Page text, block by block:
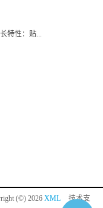
特性：贴...
(©) 2026 XML 技术支